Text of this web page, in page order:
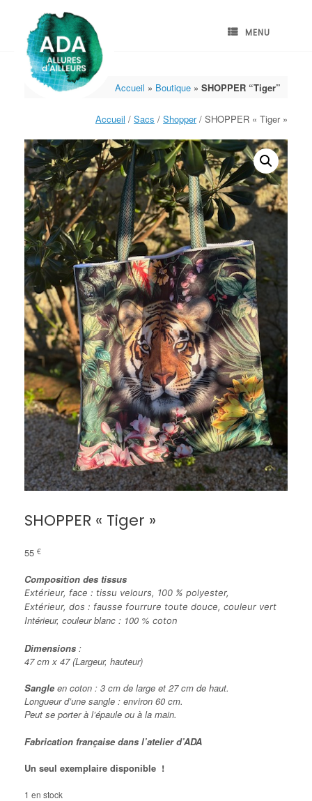
content
MENU
Accueil » Boutique »SHOPPER “Tiger”
Accueil / Sacs / Shopper/ SHOPPER « Tiger »
SHOPPER « Tiger »
55 €
Composition des tissus
Extérieur, face : tissu velours, 100 % polyester,
Extérieur, dos : fausse fourrure toute douce, couleur vert
Intérieur, couleur blanc : 100 % coton
Dimensions :
47 cm x 47 (Largeur, hauteur)
Sangle en coton : 3 cm de large et 27 cm de haut.
Longueur d’une sangle : environ 60 cm.
Peut se porter à l’épaule ou à la main.
Fabrication française dans l’atelier d’ADA
Un seul exemplaire disponible !
1 en stock